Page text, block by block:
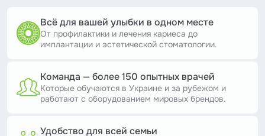
Всё для вашей улыбки в одном месте
От профилактики и лечения кариеса до
имплантации и эстетической стоматологии.
Команда — более 150 опытных врачей
Которые обучаются в Украине и за рубежом и
работают с оборудованием мировых брендов.
Удобство для всей семьи